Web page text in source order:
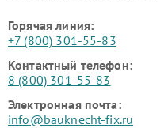
Горячая линия:
+7 (800) 301-55-83
Контактный телефон:
8 (800) 301-55-83
Электронная почта:
info@bauknecht-fix.ru